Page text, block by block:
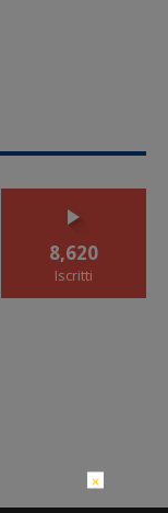
8,620
Iscritti
×